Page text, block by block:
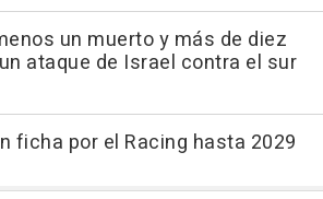
un muerto y más de diez
ataque de Israel contra el sur
ficha por el Racing hasta 2029